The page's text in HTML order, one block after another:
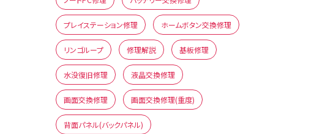
プレイステーション修理 ホームボタン交換修理
リンゴループ 修理解説 基板修理
水没復旧修理 液晶交換修理
画面交換修理 画面交換修理(重度)
背面パネル(バックパネル)